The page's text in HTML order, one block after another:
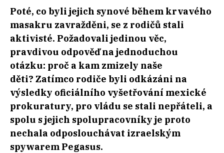
Poté, co byli jejich synové během krvavého
masakru zavražděni, se z rodičů stali
aktivisté. Požadovali jedinou věc,
pravdivou odpověď na jednoduchou
otázku: proč a kam zmizely naše
děti? Zatímco rodiče byli odkázáni na
výsledky oficiálního vyšetřování mexické
prokuratury, pro vládu se stali nepřáteli, a
spolu s jejich spolupracovníky je proto
nechala odposlouchávat izraelským
spywarem Pegasus.